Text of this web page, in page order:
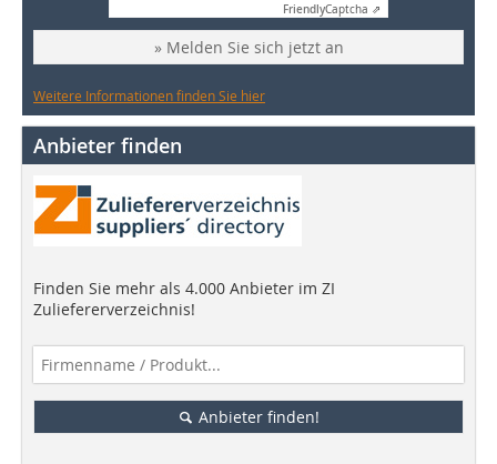
FriendlyCaptcha ⇗
» Melden Sie sich jetzt an
Weitere Informationen finden Sie hier
Anbieter finden
Finden Sie mehr als 4.000 Anbieter im ZI
Zuliefererverzeichnis!
Anbieter finden!